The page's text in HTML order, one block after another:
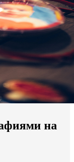
на